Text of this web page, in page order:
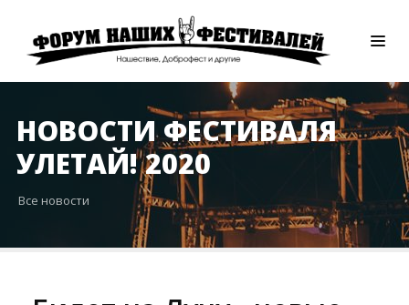
НОВОСТИ ФЕСТИВАЛЯ
УЛЕТАЙ! 2020
Все новости